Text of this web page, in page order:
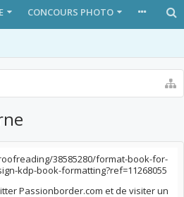
CONCOURS PHOTO
38585280/format-book-for-
kdp-book-formatting?ref=11268055
Passionborder.com et de visiter un